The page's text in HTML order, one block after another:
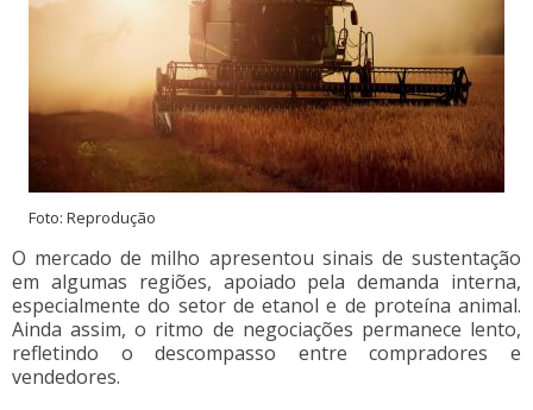
Foto: Reprodução
O mercado de milho apresentou sinais de sustentação
em algumas regiões, apoiado pela demanda interna,
especialmente do setor de etanol e de proteína animal.
Ainda assim, o ritmo de negociações permanece lento,
refletindo o descompasso entre compradores e
vendedores.